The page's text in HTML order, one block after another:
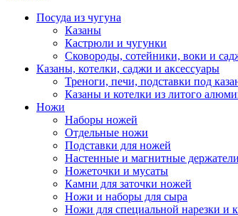
Посуда из чугуна
Казаны
Кастрюли и чугунки
Сковороды, сотейники, воки и
Казаны, котелки, саджи и аксессуары
Треноги, печи, подставки под
Казаны и котелки из литого
Ножи
Наборы ножей
Отдельные ножи
Подставки для ножей
Настенные и магнитные
Ножеточки и мусаты
Камни для заточки ножей
Ножи и наборы для сыра
Ножи для специальной нарезки и